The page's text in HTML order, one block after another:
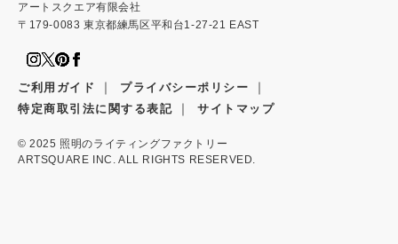
アートスクエア有限会社
〒179-0083 東京都練馬区平和台1-27-21 EAST
ご利用ガイド ｜ プライバシーポリシー ｜
特定商取引法に関する表記 ｜ サイトマップ
© 2025 照明のライティングファクトリー
ARTSQUARE INC. ALL RIGHTS RESERVED.